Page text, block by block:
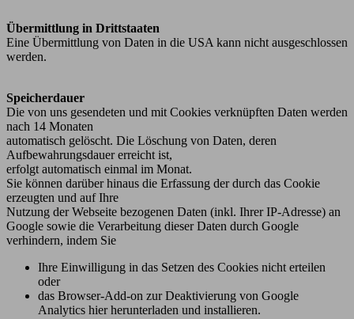
Übermittlung in Drittstaaten
Eine Übermittlung von Daten in die USA kann nicht ausgeschlossen
werden.
Speicherdauer
Die von uns gesendeten und mit Cookies verknüpften Daten werden
nach 14 Monaten
automatisch gelöscht. Die Löschung von Daten, deren
Aufbewahrungsdauer erreicht ist,
erfolgt automatisch einmal im Monat.
Sie können darüber hinaus die Erfassung der durch das Cookie
erzeugten und auf Ihre
Nutzung der Webseite bezogenen Daten (inkl. Ihrer IP-Adresse) an
Google sowie die Verarbeitung dieser Daten durch Google
verhindern, indem Sie
Ihre Einwilligung in das Setzen des Cookies nicht erteilen
oder
das Browser-Add-on zur Deaktivierung von Google
Analytics hier herunterladen und installieren.